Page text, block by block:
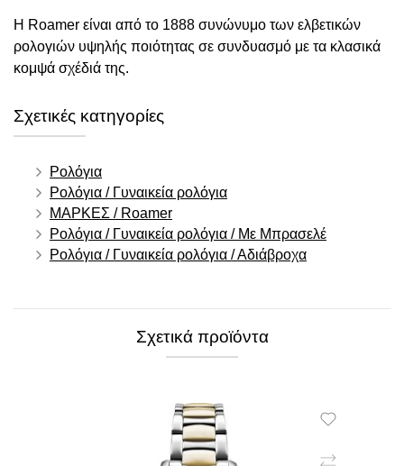
Η Roamer είναι από το 1888 συνώνυμο των ελβετικών
ρολογιών υψηλής ποιότητας σε συνδυασμό με τα κλασικά
κομψά σχέδιά της.
Σχετικές κατηγορίες
Ρολόγια
Ρολόγια / Γυναικεία ρολόγια
ΜΑΡΚΕΣ / Roamer
Ρολόγια / Γυναικεία ρολόγια / Με Μπρασελέ
Ρολόγια / Γυναικεία ρολόγια / Αδιάβροχα
Σχετικά προϊόντα